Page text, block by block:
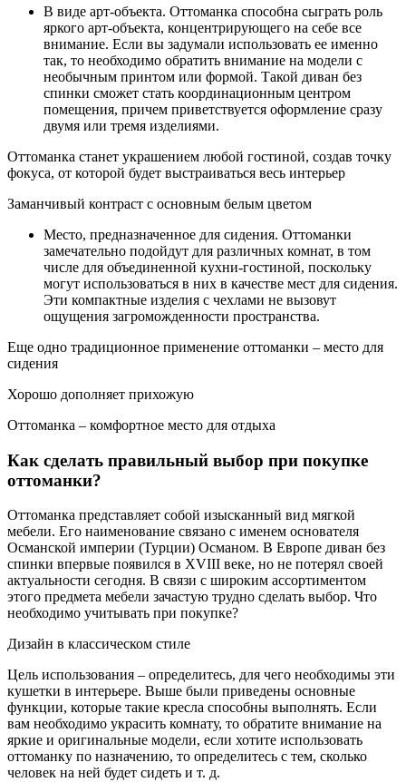
В виде арт-объекта. Оттоманка способна сыграть роль
яркого арт-объекта, концентрирующего на себе все
внимание. Если вы задумали использовать ее именно
так, то необходимо обратить внимание на модели с
необычным принтом или формой. Такой диван без
спинки сможет стать координационным центром
помещения, причем приветствуется оформление сразу
двумя или тремя изделиями.
Оттоманка станет украшением любой гостиной, создав точку
фокуса, от которой будет выстраиваться весь интерьер
Заманчивый контраст с основным белым цветом
Место, предназначенное для сидения. Оттоманки
замечательно подойдут для различных комнат, в том
числе для объединенной кухни-гостиной, поскольку
могут использоваться в них в качестве мест для сидения.
Эти компактные изделия с чехлами не вызовут
ощущения загроможденности пространства.
Еще одно традиционное применение оттоманки – место для
сидения
Хорошо дополняет прихожую
Оттоманка – комфортное место для отдыха
Как сделать правильный выбор при покупке
оттоманки?
Оттоманка представляет собой изысканный вид мягкой
мебели. Его наименование связано с именем основателя
Османской империи (Турции) Османом. В Европе диван без
спинки впервые появился в XVIII веке, но не потерял своей
актуальности сегодня. В связи с широким ассортиментом
этого предмета мебели зачастую трудно сделать выбор. Что
необходимо учитывать при покупке?
Дизайн в классическом стиле
Цель использования – определитесь, для чего необходимы эти
кушетки в интерьере. Выше были приведены основные
функции, которые такие кресла способны выполнять. Если
вам необходимо украсить комнату, то обратите внимание на
яркие и оригинальные модели, если хотите использовать
оттоманку по назначению, то определитесь с тем, сколько
человек на ней будет сидеть и т. д.